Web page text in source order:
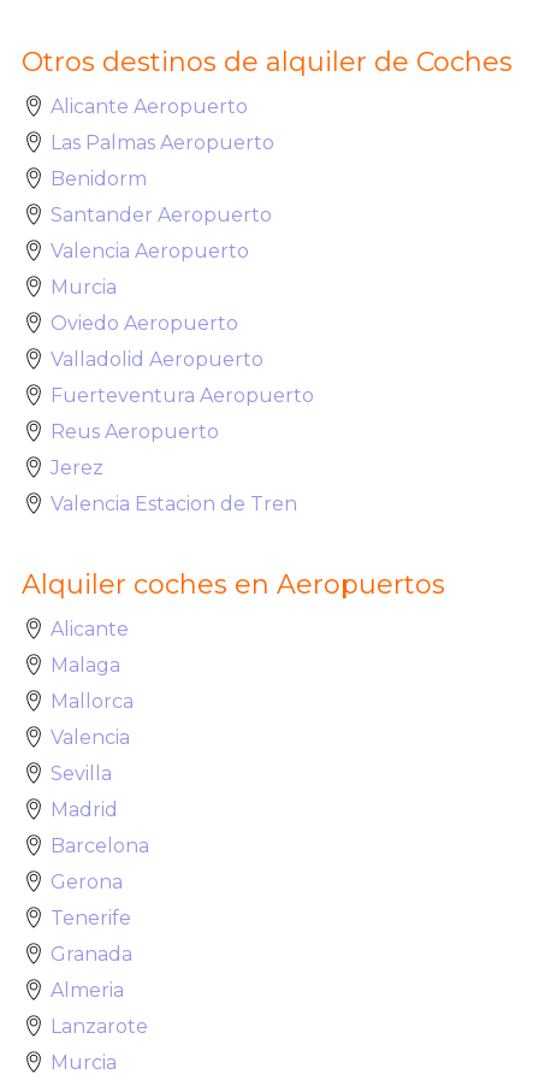
Otros destinos de alquiler de Coches
Alicante Aeropuerto
Las Palmas Aeropuerto
Benidorm
Santander Aeropuerto
Valencia Aeropuerto
Murcia
Oviedo Aeropuerto
Valladolid Aeropuerto
Fuerteventura Aeropuerto
Reus Aeropuerto
Jerez
Valencia Estacion de Tren
Alquiler coches en Aeropuertos
Alicante
Malaga
Mallorca
Valencia
Sevilla
Madrid
Barcelona
Gerona
Tenerife
Granada
Almeria
Lanzarote
Murcia